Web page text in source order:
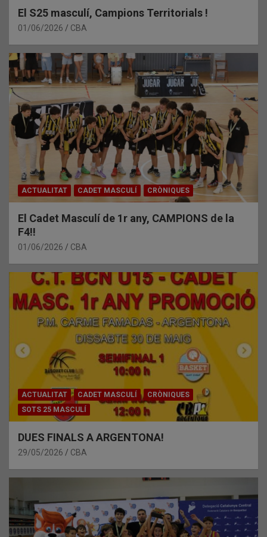
El S25 masculí, Campions Territorials !
01/06/2026 CBA
ACTUALITAT CADET MASCULÍ CRÒNIQUES
El Cadet Masculí de 1r any, CAMPIONS de la
F4!!
01/06/2026 CBA
ACTUALITAT CADET MASCULÍ
CRÒNIQUES
SOTS 25 MASCULÍ
DUES FINALS A ARGENTONA!
29/05/2026 CBA